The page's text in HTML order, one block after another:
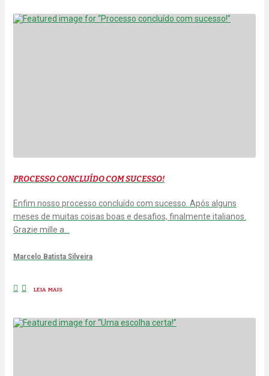
PROCESSO CONCLUÍDO COM SUCESSO!
Enfim nosso processo concluído com sucesso. Após alguns
meses de muitas coisas boas e desafios, finalmente italianos.
Grazie mille a…
Marcelo Batista Silveira
LEIA MAIS